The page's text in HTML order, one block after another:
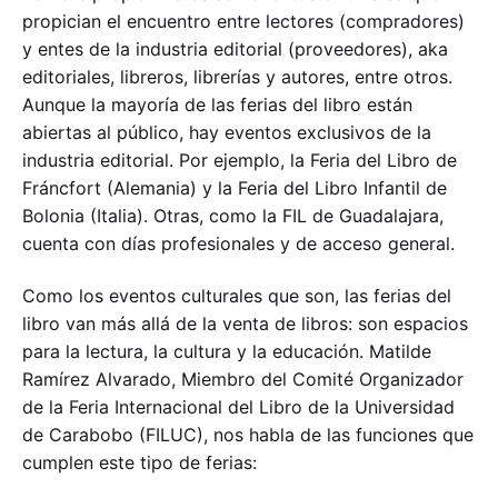
propician el encuentro entre lectores (compradores)
y entes de la industria editorial (proveedores), aka
editoriales, libreros, librerías y autores, entre otros.
Aunque la mayoría de las ferias del libro están
abiertas al público, hay eventos exclusivos de la
industria editorial. Por ejemplo, la Feria del Libro de
Fráncfort (Alemania) y la Feria del Libro Infantil de
Bolonia (Italia). Otras, como la FIL de Guadalajara,
cuenta con días profesionales y de acceso general.
Como los eventos culturales que son, las ferias del
libro van más allá de la venta de libros: son espacios
para la lectura, la cultura y la educación. Matilde
Ramírez Alvarado, Miembro del Comité Organizador
de la Feria Internacional del Libro de la Universidad
de Carabobo (FILUC), nos habla de las funciones que
cumplen este tipo de ferias: